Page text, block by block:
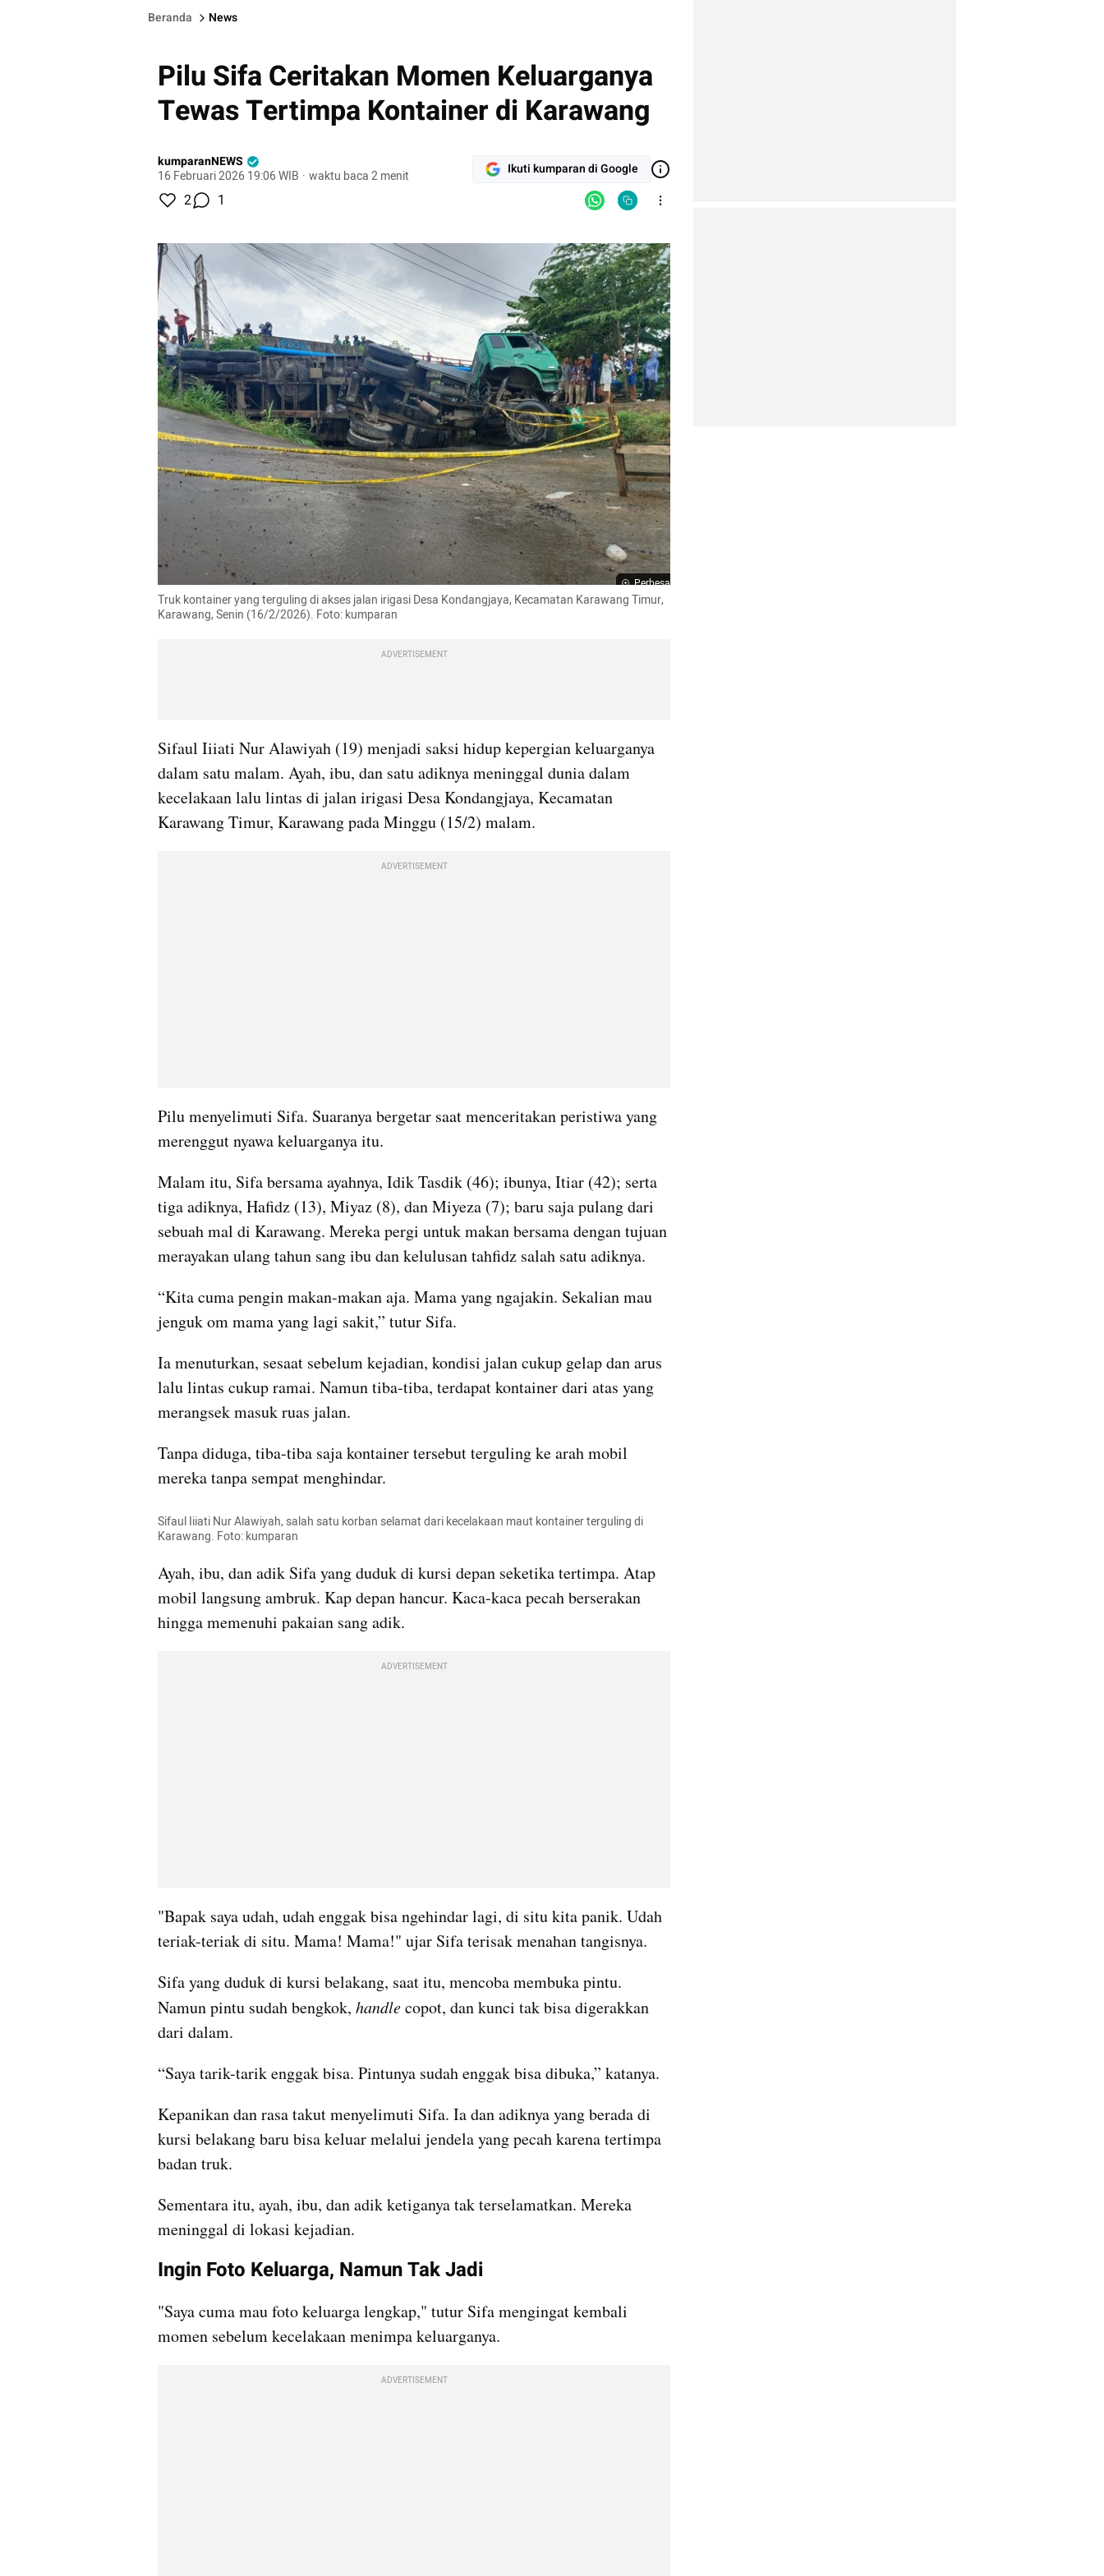
Beranda News
Pilu Sifa Ceritakan Momen Keluarganya
Tewas Tertimpa Kontainer di Karawang
kumparanNEWS
16 Februari 2026 19:06 WIB · waktu baca 2 menit Ikuti kumparan di Google
2 1
Perbesar
Truk kontainer yang terguling di akses jalan irigasi Desa Kondangjaya, Kecamatan Karawang Timur,
Karawang, Senin (16/2/2026). Foto: kumparan
ADVERTISEMENT
Sifaul Iiiati Nur Alawiyah (19) menjadi saksi hidup kepergian keluarganya
dalam satu malam. Ayah, ibu, dan satu adiknya meninggal dunia dalam
kecelakaan lalu lintas di jalan irigasi Desa Kondangjaya, Kecamatan
Karawang Timur, Karawang pada Minggu (15/2) malam.
ADVERTISEMENT
Pilu menyelimuti Sifa. Suaranya bergetar saat menceritakan peristiwa yang
merenggut nyawa keluarganya itu.
Malam itu, Sifa bersama ayahnya, Idik Tasdik (46); ibunya, Itiar (42); serta
tiga adiknya, Hafidz (13), Miyaz (8), dan Miyeza (7); baru saja pulang dari
sebuah mal di Karawang. Mereka pergi untuk makan bersama dengan tujuan
merayakan ulang tahun sang ibu dan kelulusan tahfidz salah satu adiknya.
“Kita cuma pengin makan-makan aja. Mama yang ngajakin. Sekalian mau
jenguk om mama yang lagi sakit,” tutur Sifa.
Ia menuturkan, sesaat sebelum kejadian, kondisi jalan cukup gelap dan arus
lalu lintas cukup ramai. Namun tiba-tiba, terdapat kontainer dari atas yang
merangsek masuk ruas jalan.
Tanpa diduga, tiba-tiba saja kontainer tersebut terguling ke arah mobil
mereka tanpa sempat menghindar.
Sifaul Iiiati Nur Alawiyah, salah satu korban selamat dari kecelakaan maut kontainer terguling di
Karawang. Foto: kumparan
Ayah, ibu, dan adik Sifa yang duduk di kursi depan seketika tertimpa. Atap
mobil langsung ambruk. Kap depan hancur. Kaca-kaca pecah berserakan
hingga memenuhi pakaian sang adik.
ADVERTISEMENT
"Bapak saya udah, udah enggak bisa ngehindar lagi, di situ kita panik. Udah
teriak-teriak di situ. Mama! Mama!" ujar Sifa terisak menahan tangisnya.
Sifa yang duduk di kursi belakang, saat itu, mencoba membuka pintu.
Namun pintu sudah bengkok, handle copot, dan kunci tak bisa digerakkan
dari dalam.
“Saya tarik-tarik enggak bisa. Pintunya sudah enggak bisa dibuka,” katanya.
Kepanikan dan rasa takut menyelimuti Sifa. Ia dan adiknya yang berada di
kursi belakang baru bisa keluar melalui jendela yang pecah karena tertimpa
badan truk.
Sementara itu, ayah, ibu, dan adik ketiganya tak terselamatkan. Mereka
meninggal di lokasi kejadian.
Ingin Foto Keluarga, Namun Tak Jadi
"Saya cuma mau foto keluarga lengkap," tutur Sifa mengingat kembali
momen sebelum kecelakaan menimpa keluarganya.
ADVERTISEMENT